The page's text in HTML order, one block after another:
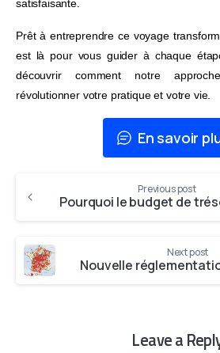
satisfaisante.
Prêt à entreprendre ce voyage
est là pour vous guider à chaque
découvrir comment notre
révolutionner votre pratique et votre vie.
En savoir
Previous post
Next post
Leave a